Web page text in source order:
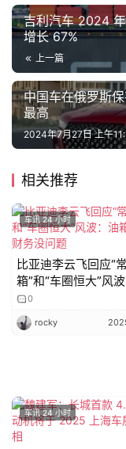
旅
行
车
讯
快
报
专
栏
吉
开
k
登录
吉利汽车 2024
增长 67%
上一篇
中国车在俄罗斯
最高
2024年7月27日 上午
相关推荐
车讯 24 小时
比亚迪李云飞回应“
箱”和“车圈恒大”风
合规、财务没问题
0
rocky
车讯 24 小时